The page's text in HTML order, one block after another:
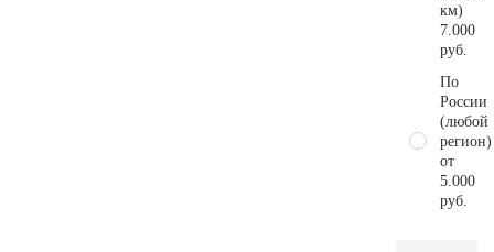
км)
7.000
руб.
По
России
(любой
регион)
от
5.000
руб.